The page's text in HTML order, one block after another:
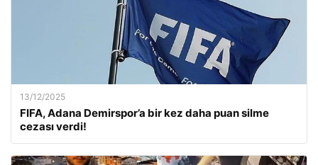
13/12/2025
FIFA, Adana Demirspor’a bir kez daha puan silme
cezası verdi!